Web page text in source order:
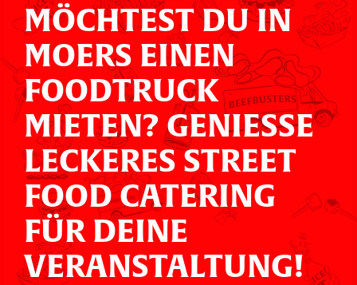
MÖCHTEST DU IN
MOERS EINEN
FOODTRUCK
MIETEN? GENIESSE L
ECKERES STREET F
OOD CATERING F
ÜR DEINE V
ERANSTALTUNG!